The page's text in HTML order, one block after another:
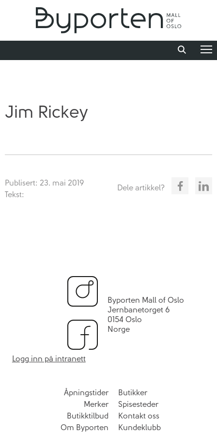
Jim Rickey
Publisert: 23. mai 2019
Tekst:
Dele artikkel?
Byporten Mall of Oslo
Jernbanetorget 6
0154 Oslo
Norge
Logg inn på intranett
Åpningstider
Butikker
Merker
Spisesteder
Butikktilbud
Kontakt oss
Om Byporten
Kundeklubb